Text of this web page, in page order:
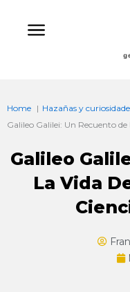
Home
Hazañas y
Galileo Galilei: Un Recuento
Galileo
La Vida